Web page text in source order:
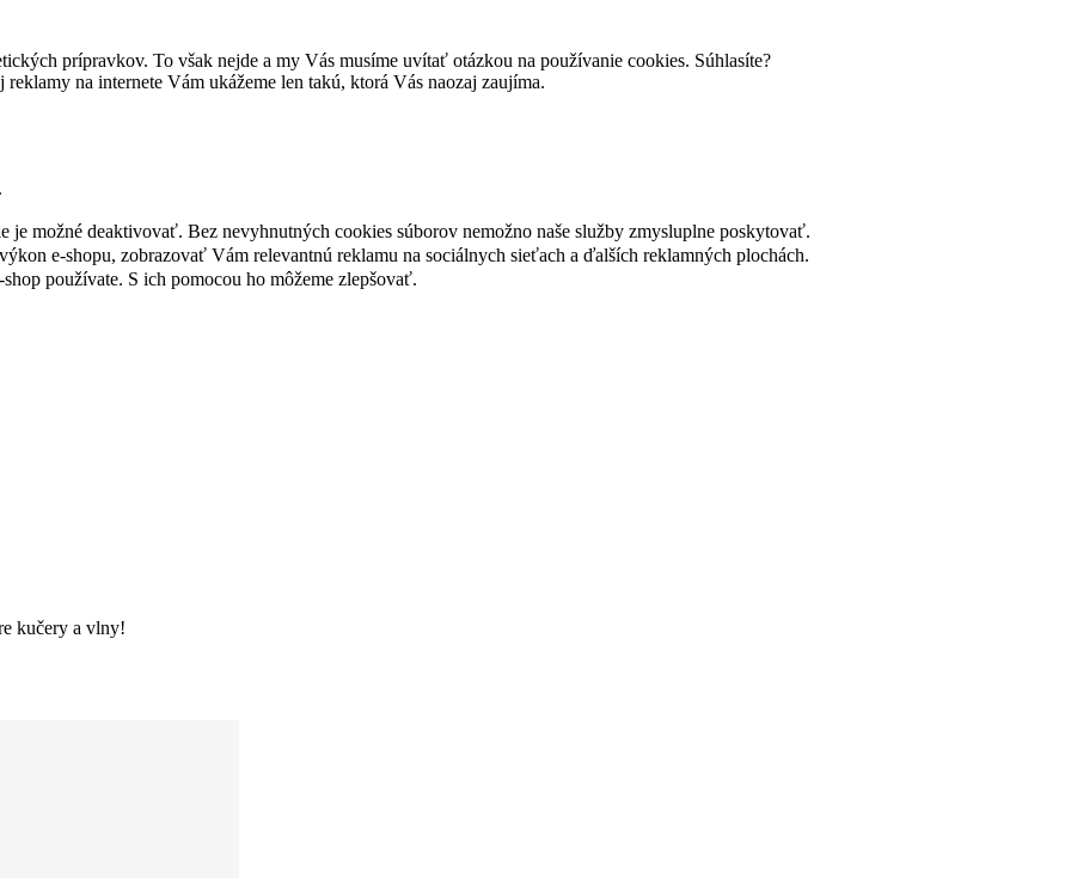
prípravkov. To však nejde a my Vás musíme uvítať otázkou na používanie cookies. Súhlasíte?
na internete Vám ukážeme len takú, ktorá Vás naozaj zaujíma.
je možné deaktivovať. Bez nevyhnutných cookies súborov nemožno naše služby zmysluplne poskytovať.
e-shopu, zobrazovať Vám relevantnú reklamu na sociálnych sieťach a ďalších reklamných plochách.
používate. S ich pomocou ho môžeme zlepšovať.
kučery a vlny!